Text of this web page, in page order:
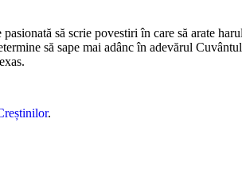
să scrie povestiri în care să arate
să sape mai adânc în adevărul
.